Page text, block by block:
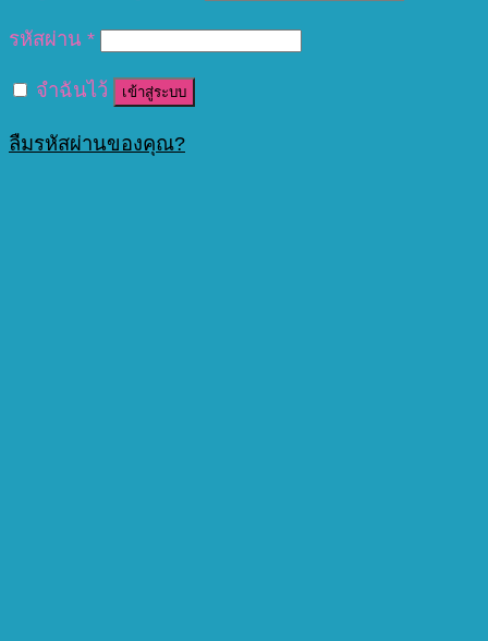
รหัสผ่าน *
จำฉันไว้ เข้าสู่ระบบ
ลืมรหัสผ่านของคุณ?